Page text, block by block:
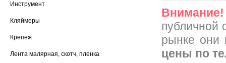
Внимание!
публичной
рынке они
цены по
Инструмент
Кляймеры
Крепеж
Лента малярная, скотч, пленка